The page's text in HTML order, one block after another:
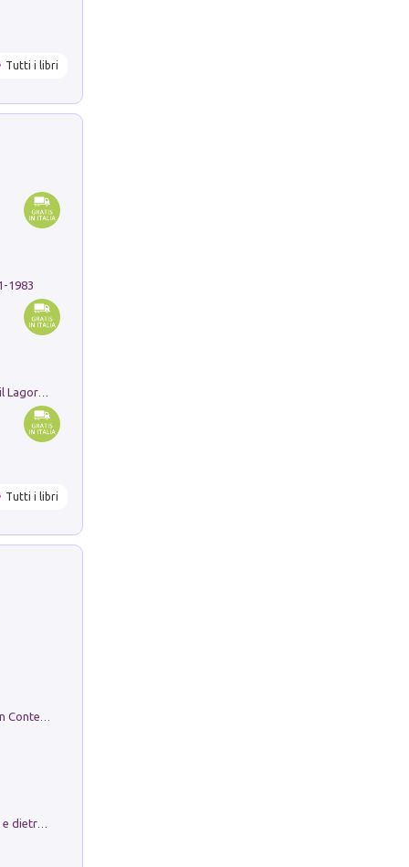
Tutti i libri
1983
Tutti i libri